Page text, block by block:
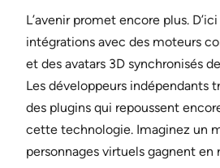
L’avenir promet encore plus.
intégrations avec des moteurs
et des avatars 3D synchronisés
Les développeurs indépendants
des plugins qui repoussent
cette technologie. Imaginez un
personnages virtuels gagnent en